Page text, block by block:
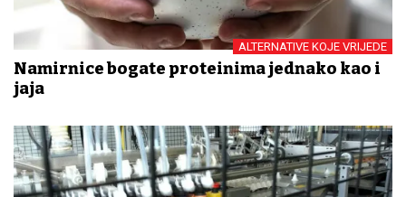
ALTERNATIVE KOJE VRIJEDE
Namirnice bogate proteinima jednako kao i
jaja